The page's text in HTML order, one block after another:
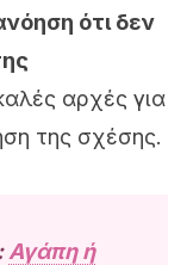
ότι δεν
αρχές για
της σχέσης.
Αγάπη ή